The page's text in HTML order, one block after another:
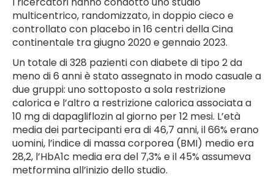
multicentrico, randomizzato, in doppio cieco e
controllato con placebo in 16 centri della Cina
continentale tra giugno 2020 e gennaio 2023.
Un totale di 328 pazienti con diabete di tipo 2 da
meno di 6 anni è stato assegnato in modo casuale a
due gruppi: uno sottoposto a sola restrizione
calorica e l’altro a restrizione calorica associata a
10 mg di dapagliflozin al giorno per 12 mesi. L’età
media dei partecipanti era di 46,7 anni, il 66% erano
uomini, l’indice di massa corporea (BMI) medio era
28,2, l’HbA1c media era del 7,3% e il 45% assumeva
metformina all’inizio dello studio.